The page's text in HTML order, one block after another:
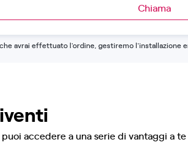
Chiama
avrai effettuato l'ordine, gestiremo l'installazione
accedere a una serie di vantaggi a